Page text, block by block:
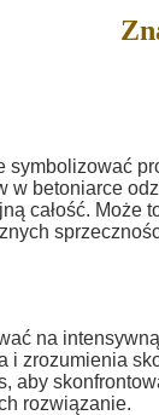
symbolizować
w betoniarce
całość. Może
na
i zrozumienia
aby
rozwiązanie.